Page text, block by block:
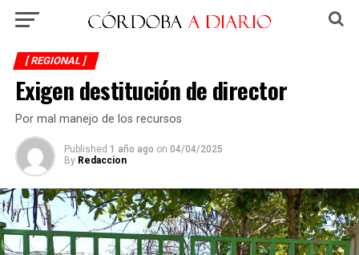
[ REGIONAL ]
Exigen destitución de director
Por mal manejo de los recursos
Published 1 año ago on 04/04/2025
By Redaccion